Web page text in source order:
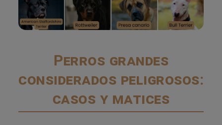
Perros grandes
considerados peligrosos:
casos y matices